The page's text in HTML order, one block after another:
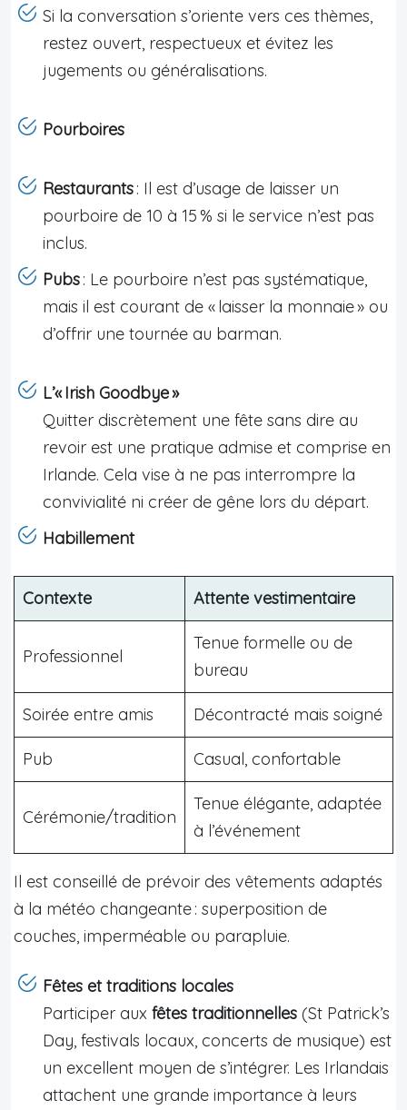
Si la conversation s’oriente vers ces thèmes,
restez ouvert, respectueux et évitez les
jugements ou généralisations.
Pourboires
Restaurants: Il est d’usage de laisser un
pourboire de 10 à 15 % si le service n’est pas
inclus.
Pubs: Le pourboire n’est pas systématique,
mais il est courant de « laisser la monnaie » ou
d’offrir une tournée au barman.
L’« Irish Goodbye »
Quitter discrètement une fête sans dire au
revoir est une pratique admise et comprise en
Irlande. Cela vise à ne pas interrompre la
convivialité ni créer de gêne lors du départ.
Habillement
Contexte Attente vestimentaire
Professionnel
Tenue formelle ou de
bureau
Soirée entre amis Décontracté mais soigné
Pub Casual, confortable
Cérémonie/tradition
Tenue élégante, adaptée
à l’événement
Il est conseillé de prévoir des vêtements adaptés
à la météo changeante : superposition de
couches, imperméable ou parapluie.
Fêtes et traditions locales
Participer aux fêtes traditionnelles (St Patrick’s
Day, festivals locaux, concerts de musique) est
un excellent moyen de s’intégrer. Les Irlandais
attachent une grande importance à leurs